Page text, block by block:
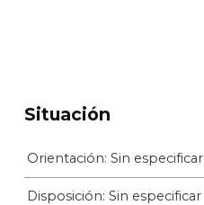
Situación
Orientación: Sin especificar
Disposición: Sin especificar